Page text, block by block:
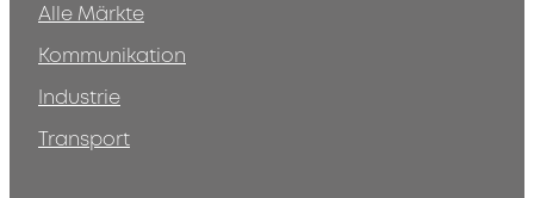
Alle Märkte
Kommunikation
Industrie
Transport